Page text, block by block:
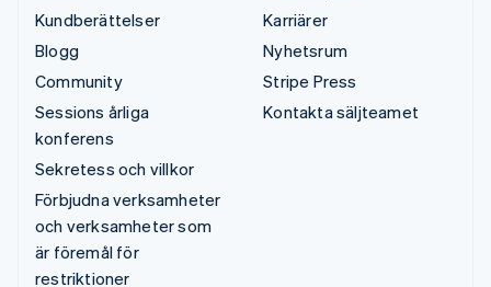
Kundberättelser
Blogg
Community
Sessions årliga
konferens
Sekretess och villkor
Förbjudna verksamheter
och verksamheter som
är föremål för
restriktioner
Karriärer
Nyhetsrum
Stripe Press
Kontakta säljteamet